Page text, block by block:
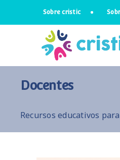
Sobre cristic
Docentes
Recursos educativos